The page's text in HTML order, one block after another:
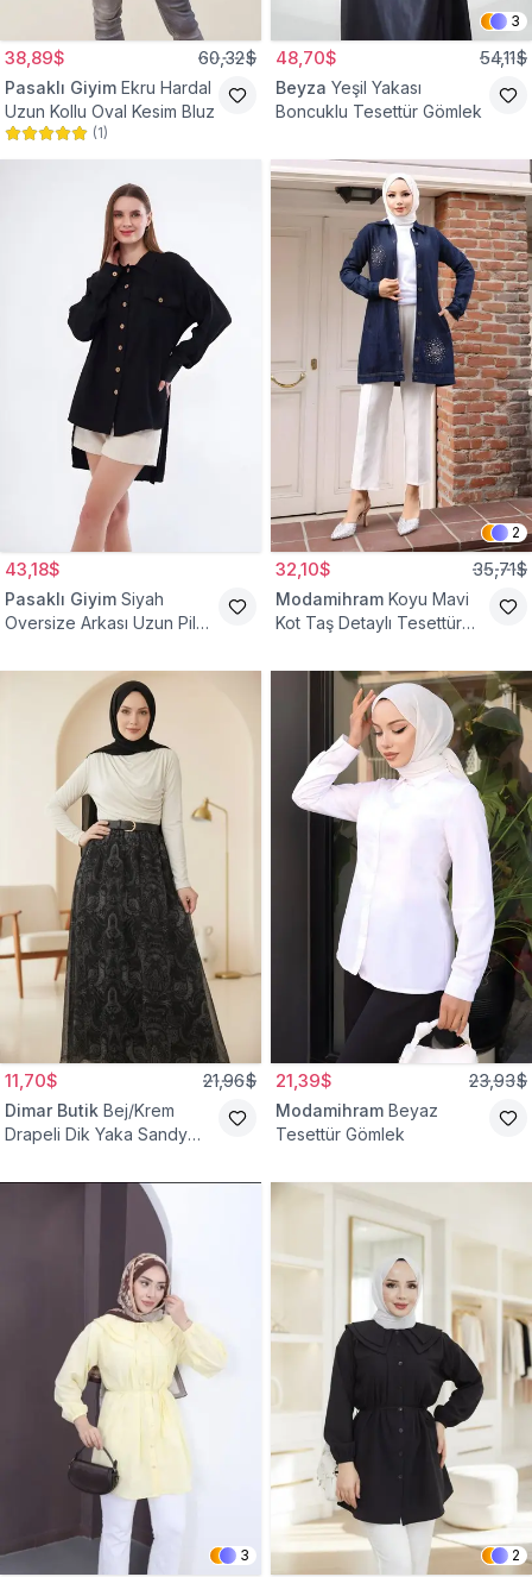
38,89$ 60,32$
Pasaklı Giyim Ekru Hardal
Uzun Kollu Oval Kesim Bluz
(1)
3
48,70$ 54,11$
Beyza Yeşil Yakası
Boncuklu Tesettür Gömlek
43,18$
Pasaklı Giyim Siyah
Oversize Arkası Uzun Pileli
2
32,10$ 35,71$
Modamihram Koyu Mavi
Kot Taş Detaylı Tesettür
11,70$ 21,96$
Dimar Butik Bej/Krem
Drapeli Dik Yaka Sandy
21,39$ 23,93$
Modamihram Beyaz
Tesettür Gömlek
3 2